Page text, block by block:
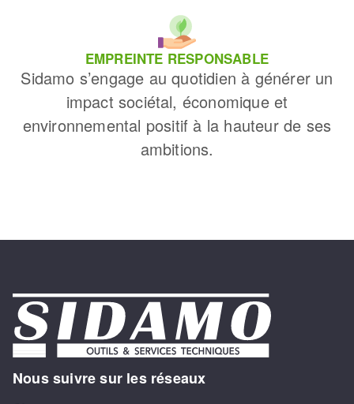
EMPREINTE RESPONSABLE
Sidamo s’engage au quotidien à générer un
impact sociétal, économique et
environnemental positif à la hauteur de ses
ambitions.
Nous suivre sur les réseaux